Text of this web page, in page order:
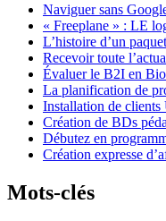
Naviguer sans
« Freeplane » : LE
L’histoire d’un
Recevoir toute
Évaluer le B2I en
La planification de
Installation de
Création de BDs
Débutez en
Création expresse
Mots-clés